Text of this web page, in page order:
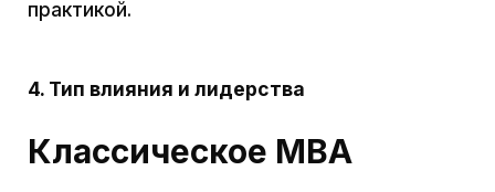
образцы, испытания в реальных условиях и
трансферта технологий, обеспечивающие
переход от фундаментальных
их результатов в промышленности.
В таких условиях технологический лидер